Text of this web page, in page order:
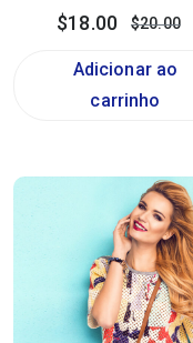
$20.00
$18.00
Adicionar ao
carrinho